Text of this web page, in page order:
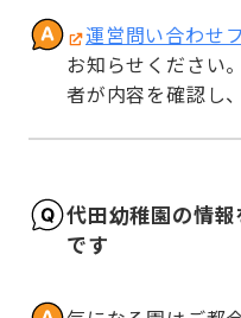
運営問い合わせ
お知らせください
者が内容を確認し
代田幼稚園の情
です